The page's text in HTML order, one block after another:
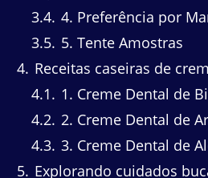
3.4 4. Preferência por
3.5 5. Tente Amostras
4 Receitas caseiras de
4.1
1. Creme Dental de
4.2 2. Creme Dental de
4.3 3. Creme Dental de
5 Explorando cuidados